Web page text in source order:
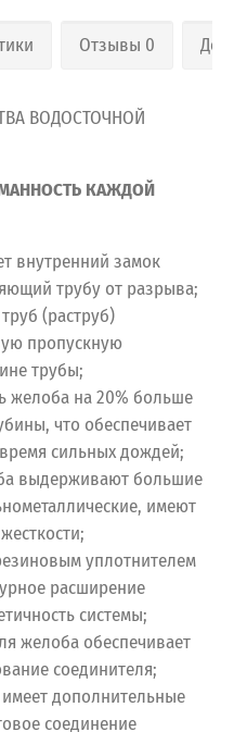
Отзывы 0
ВОДОСТОЧНОЙ
КАЖДОЙ
внутренний замок
трубу от разрыва;
(раструб)
пропускную
трубы;
желоба на 20% больше
что обеспечивает
сильных дождей;
выдерживают большие
имеют
уплотнителем
расширение
системы;
желоба обеспечивает
соединителя;
дополнительные
соединение